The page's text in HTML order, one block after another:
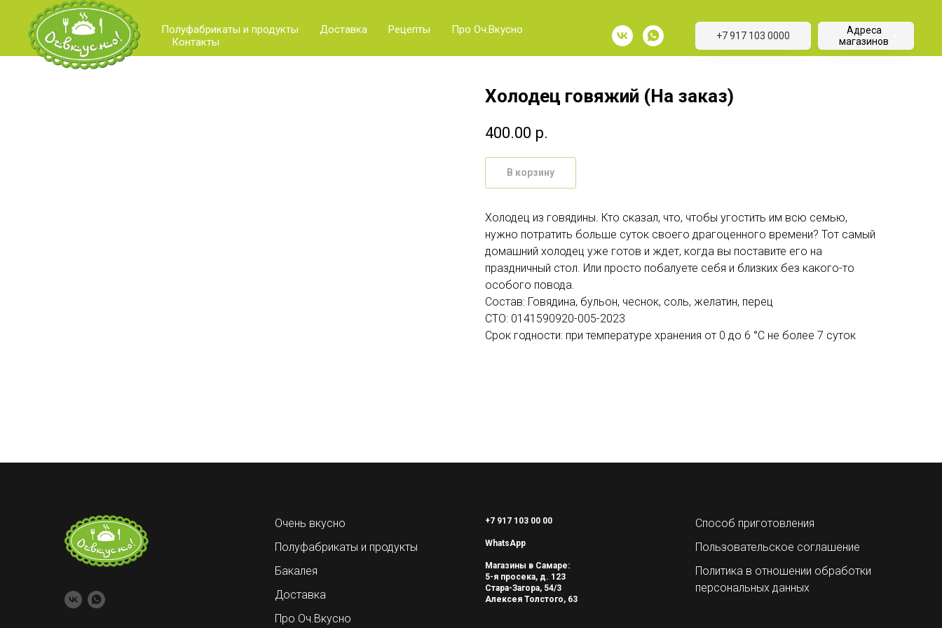
Полуфабрикаты и продукты Доставка Рецепты
Про Оч.Вкусно
Контакты
+7 917 103 0000
Адреса
магазинов
Холодец говяжий (На заказ)
400.00 р.
В корзину
Холодец из говядины. Кто сказал, что, чтобы угостить им всю семью,
нужно потратить больше суток своего драгоценного времени? Тот самый
домашний холодец уже готов и ждет, когда вы поставите его на
праздничный стол. Или просто побалуете себя и близких без какого-то
особого повода.
Состав: Говядина, бульон, чеснок, соль, желатин, перец
СТО: 0141590920-005-2023
Срок годности: при температуре хранения от 0 до 6 °C не более 7 суток
Очень вкусно
Полуфабрикаты и продукты
Бакалея
Доставка
Про Оч.Вкусно
+7 917 103 00 00
WhatsApp
Магазины в Самаре:
5-я просека, д. 123
Стара-Загора, 54/3
Алексея Толстого, 63
Способ приготовления
Пользовательское соглашение
Политика в отношении обработки
персональных данных